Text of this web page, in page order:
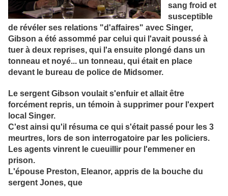
sang froid et
susceptible
de révéler ses relations "d'affaires" avec Singer,
Gibson a été assommé par celui qui l'avait poussé à
tuer à deux reprises, qui l'a ensuite plongé dans un
tonneau et noyé... un tonneau, qui était en place
devant le bureau de police de Midsomer.
Le sergent Gibson voulait s'enfuir et allait être
forcément repris, un témoin à supprimer pour l'expert
local Singer.
C'est ainsi qu'il résuma ce qui s'était passé pour les 3
meurtres, lors de son interrogatoire par les policiers.
Les agents vinrent le cueuillir pour l'emmener en
prison.
L'épouse Preston, Eleanor, appris de la bouche du
sergent Jones, que